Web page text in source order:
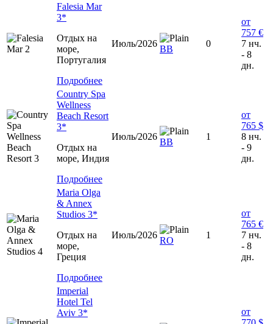
Falesia Mar
3*
Отдых на
море,
Португалия
Подробнее
Июль/2026
ВВ
0
от
757 €
7 нч.
- 8
дн.
Country Spa
Wellness
Beach Resort
3*
Отдых на
море, Индия
Подробнее
Июль/2026
ВВ
1
от
765 $
8 нч.
- 9
дн.
Maria Olga
& Annex
Studios 3*
Отдых на
море,
Греция
Подробнее
Июль/2026
RO
1
от
765 €
7 нч.
- 8
дн.
Imperial
Hotel Tel
Aviv 3*
от